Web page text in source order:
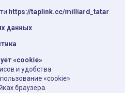
https://taplink.cc/milliard_tatar
данных
«cookie»
и удобства
«cookie»
браузера.